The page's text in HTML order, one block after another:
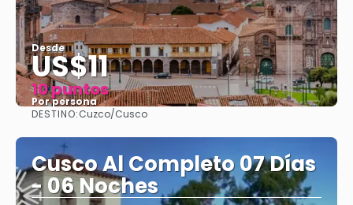
Desde
US$11
10 puntos
Por persona
DESTINO:Cuzco/Cusco
Cusco Al Completo 07 Días
- 06 Noches